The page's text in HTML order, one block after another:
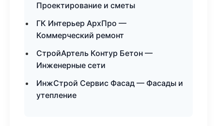
Проектирование и сметы
ГК Интерьер АрхПро —
Коммерческий ремонт
СтройАртель Контур Бетон —
Инженерные сети
ИнжСтрой Сервис Фасад — Фасады и
утепление